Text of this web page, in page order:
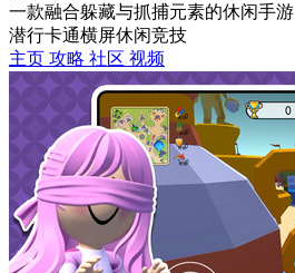
一款融合躲藏与抓捕元素的休闲手游
潜行卡通横屏休闲竞技
主页 攻略 社区 视频